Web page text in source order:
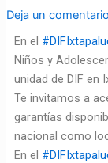
Deja un comentario
En el
Niños y
unidad de DIF en
Te invitamos a
garantías
nacional como
En el